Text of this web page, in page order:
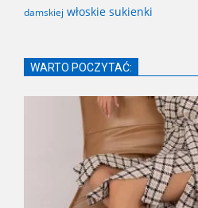
damskiej włoskie sukienki
WARTO POCZYTAĆ: